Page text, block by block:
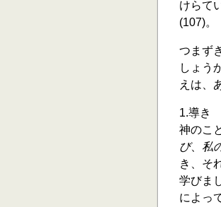
けらて
(107)。
つまず
しょう
えは、
1.導き
神のこ
び、 私
き、そ
学びま
によっ